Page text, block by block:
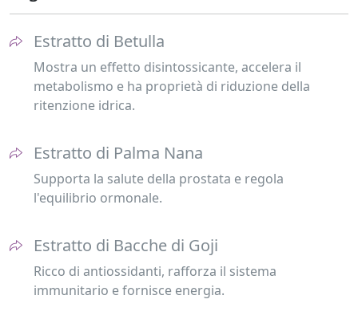
Estratto di Betulla
Mostra un effetto disintossicante, accelera il
metabolismo e ha proprietà di riduzione della
ritenzione idrica.
Estratto di Palma Nana
Supporta la salute della prostata e regola
l'equilibrio ormonale.
Estratto di Bacche di Goji
Ricco di antiossidanti, rafforza il sistema
immunitario e fornisce energia.